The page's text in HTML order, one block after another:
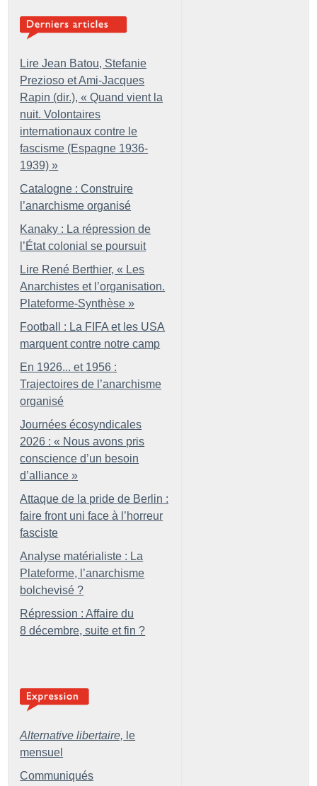
Lire Jean Batou, Stefanie
Prezioso et Ami-Jacques
Rapin (dir.), « Quand vient la
nuit. Volontaires
internationaux contre le
fascisme (Espagne 1936-
1939) »
Catalogne : Construire
l’anarchisme organisé
Kanaky : La répression de
l’État colonial se poursuit
Lire René Berthier, « Les
Anarchistes et l’organisation.
Plateforme-Synthèse »
Football : La FIFA et les USA
marquent contre notre camp
En 1926... et 1956 :
Trajectoires de l’anarchisme
organisé
Journées écosyndicales
2026 : « Nous avons pris
conscience d’un besoin
d’alliance »
Attaque de la pride de Berlin :
faire front uni face à l’horreur
fasciste
Analyse matérialiste : La
Plateforme, l’anarchisme
bolchevisé ?
Répression : Affaire du
8 décembre, suite et fin ?
Alternative libertaire, le
mensuel
Communiqués